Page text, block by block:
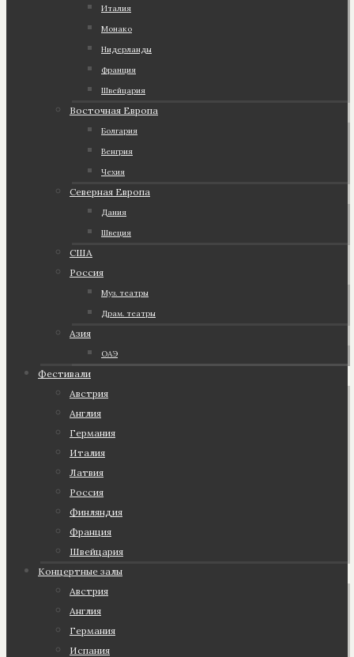
Италия
Монако
Нидерланды
Франция
Швейцария
Восточная Европа
Болгария
Венгрия
Чехия
Северная Европа
Дания
Швеция
США
Россия
Муз. театры
Драм. театры
Азия
ОАЭ
Фестивали
Австрия
Англия
Германия
Италия
Латвия
Россия
Финляндия
Франция
Швейцария
Концертные залы
Австрия
Англия
Германия
Испания